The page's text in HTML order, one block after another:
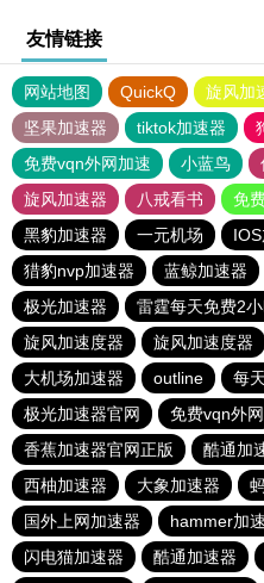
友情链接
网站地图 QuickQ 旋风加
坚果加速器
tiktok加速器
免费vqn外网加速
小蓝鸟
旋风加速器
八戒看书
免
黑豹加速器
一元机场
猎豹nvp加速器
蓝鲸加速器
极光加速器
雷霆每天免费2
旋风加速度器
旋风加速度器
大机场加速器
outline
每
极光加速器官网
免费vqn外网
香蕉加速器官网正版
酷通加
西柚加速器
大象加速器
国外上网加速器
hammer加
闪电猫加速器
酷通加速器